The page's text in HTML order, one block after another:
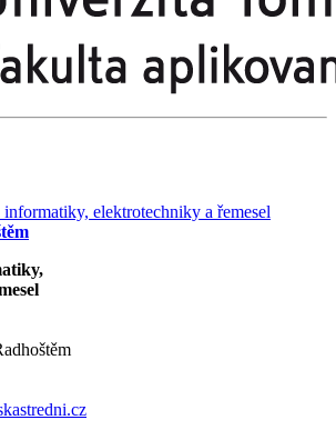
informatiky, elektrotechniky a řemesel